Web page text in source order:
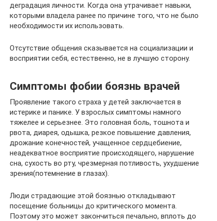
деградация личности. Когда она утрачивает навыки,
которыми владела ранее по причине того, что не было
необходимости их использовать.
Отсутствие общения сказывается на социализации и
восприятии себя, естественно, не в лучшую сторону.
Симптомы фобии боязнь врачей
Проявление такого страха у детей заключается в
истерике и панике. У взрослых симптомы намного
тяжелее и серьезнее. Это головная боль, тошнота и
рвота, диарея, одышка, резкое повышение давления,
дрожание конечностей, учащенное сердцебиение,
неадекватное восприятие происходящего, нарушение
сна, сухость во рту, чрезмерная потливость, ухудшение
зрения(потемнение в глазах).
Люди страдающие этой боязнью откладывают
посещение больницы до критического момента.
Поэтому это может закончиться печально, вплоть до